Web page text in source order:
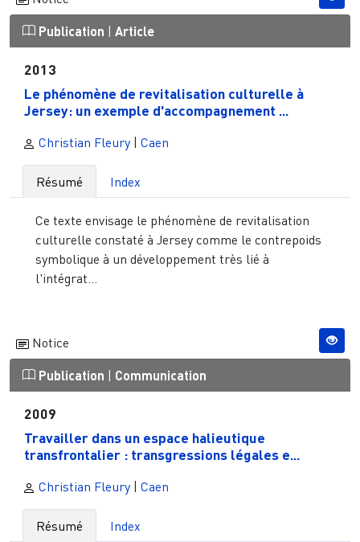
Publication | Article
2013
Le phénomène de revitalisation culturelle à
Jersey: un exemple d'accompagnement ...
Christian Fleury | Caen
Résumé Index
Ce texte envisage le phénomène de revitalisation
culturelle constaté à Jersey comme le contrepoids
symbolique à un développement très lié à
l'intégrat...
Notice
Publication | Communication
2009
Travailler dans un espace halieutique
transfrontalier : transgressions légales e...
Christian Fleury | Caen
Résumé Index